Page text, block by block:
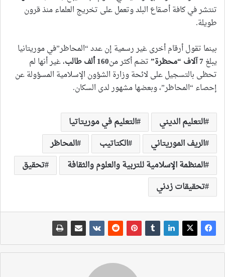
تنتشر في كافة أصقاع البلد وتعمل على تخريج العلماء منذ قرون
طويلة.
بينما تقول أرقام أخرى غير رسمية إن عدد “المحاظر”في موريتانيا
يبلغ 7آلاف “محظرة”تضم أكثر من160ألف طالب، غير أنها لم
تحظى بالتسجيل على لائحة وزارة الشؤون الإسلامية المسؤولة عن
إحصاء “المحاظر”، وبعضها مشهور لدى السكان.
التعليم الديني
التعليم في موريتاتيا
الريف الموريتاني
الكتاتيب
المحاظر
المنظمة الإسلامية للتربية والعلوم والثقافة
تحقيق
تحقيقات زدني